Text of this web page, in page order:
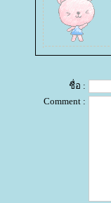
ชื่อ :
Comment :